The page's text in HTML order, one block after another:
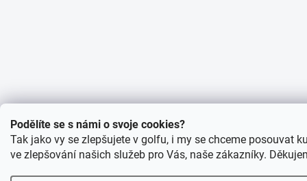
Podělíte se s námi o svoje cookies?
Tak jako vy se zlepšujete v golfu, i my se chceme posouvat
ve zlepšování našich služeb pro Vás, naše zákazníky.